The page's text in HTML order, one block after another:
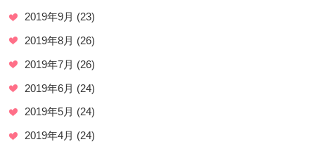
2019年9月 (23)
2019年8月 (26)
2019年7月 (26)
2019年6月 (24)
2019年5月 (24)
2019年4月 (24)